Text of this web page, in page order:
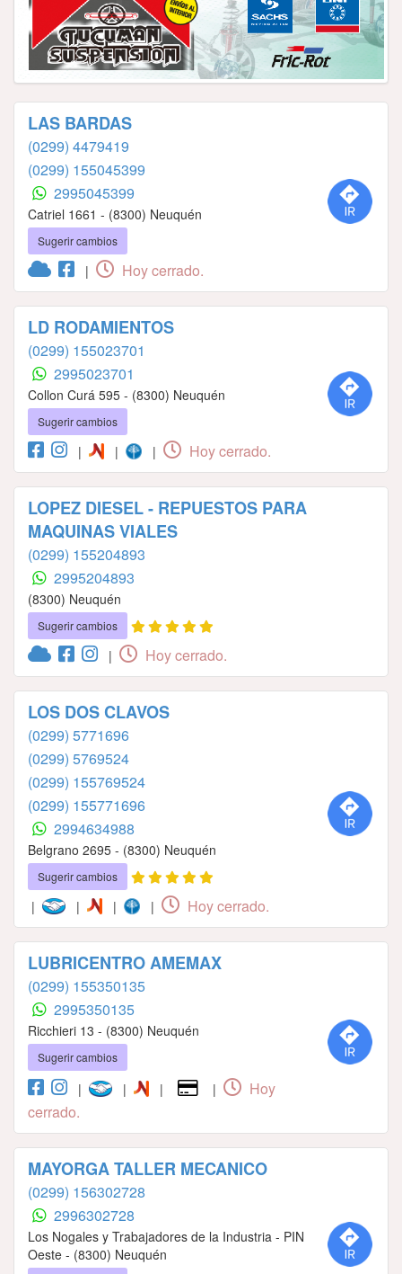
LAS BARDAS
(0299) 4479419
(0299) 155045399
2995045399
Catriel 1661 - (8300) Neuquén
Sugerir cambios
| Hoy cerrado.
LD RODAMIENTOS
(0299) 155023701
2995023701
Collon Curá 595 - (8300) Neuquén
Sugerir cambios
| | | Hoy cerrado.
LOPEZ DIESEL - REPUESTOS PARA
MAQUINAS VIALES
(0299) 155204893
2995204893
(8300) Neuquén
Sugerir cambios
| Hoy cerrado.
LOS DOS CLAVOS
(0299) 5771696
(0299) 5769524
(0299) 155769524
(0299) 155771696
2994634988
Belgrano 2695 - (8300) Neuquén
Sugerir cambios
| | | | Hoy cerrado.
LUBRICENTRO AMEMAX
(0299) 155350135
2995350135
Ricchieri 13 - (8300) Neuquén
Sugerir cambios
| | | |
Hoy
cerrado.
MAYORGA TALLER MECANICO
(0299) 156302728
2996302728
Los Nogales y Trabajadores de la Industria - PIN
Oeste - (8300) Neuquén